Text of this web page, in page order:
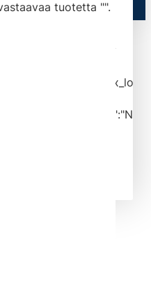
tuotetta "".
data-page="1"
start="1" data-